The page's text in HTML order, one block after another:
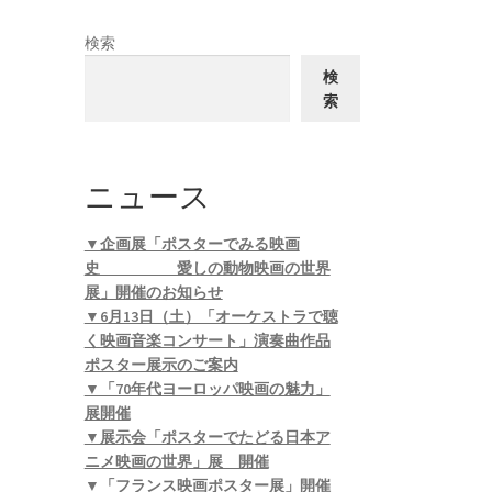
検索
検
索
ニュース
▼企画展「ポスターでみる映画
史 愛しの動物映画の世界
展」開催のお知らせ
▼6月13日（土）「オーケストラで聴
く映画音楽コンサート」演奏曲作品
ポスター展示のご案内
▼「70年代ヨーロッパ映画の魅力」
展開催
▼展示会「ポスターでたどる日本ア
ニメ映画の世界」展 開催
▼「フランス映画ポスター展」開催